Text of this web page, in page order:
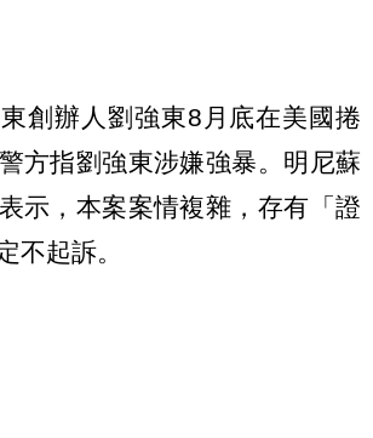
創辦人劉強東8月底在美國捲
方指劉強東涉嫌強暴。明尼蘇
示，本案案情複雜，存有「證
不起訴。